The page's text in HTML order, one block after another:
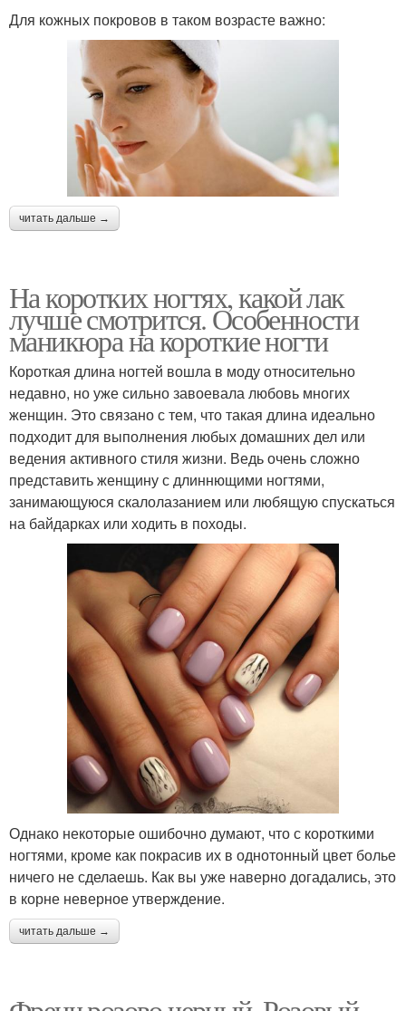
Для кожных покровов в таком возрасте важно:
читать дальше →
На коротких ногтях, какой лак
лучше смотрится. Особенности
маникюра на короткие ногти
Короткая длина ногтей вошла в моду относительно
недавно, но уже сильно завоевала любовь многих
женщин. Это связано с тем, что такая длина идеально
подходит для выполнения любых домашних дел или
ведения активного стиля жизни. Ведь очень сложно
представить женщину с длиннющими ногтями,
занимающуюся скалолазанием или любящую спускаться
на байдарках или ходить в походы.
Однако некоторые ошибочно думают, что с короткими
ногтями, кроме как покрасив их в однотонный цвет болье
ничего не сделаешь. Как вы уже наверно догадались, это
в корне неверное утверждение.
читать дальше →